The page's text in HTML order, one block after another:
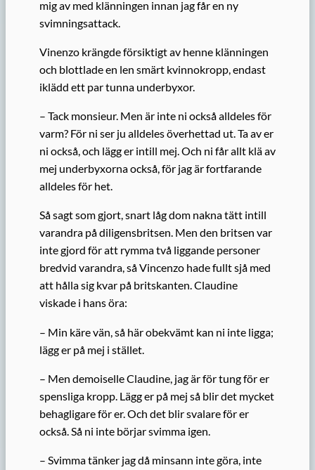
mig av med klänningen innan jag får en ny
svimningsattack.
Vinenzo krängde försiktigt av henne klänningen
och blottlade en len smärt kvinnokropp, endast
iklädd ett par tunna underbyxor.
– Tack monsieur. Men är inte ni också alldeles för
varm? För ni ser ju alldeles överhettad ut. Ta av er
ni också, och lägg er intill mej. Och ni får allt klä av
mej underbyxorna också, för jag är fortfarande
alldeles för het.
Så sagt som gjort, snart låg dom nakna tätt intill
varandra på diligensbritsen. Men den britsen var
inte gjord för att rymma två liggande personer
bredvid varandra, så Vincenzo hade fullt sjå med
att hålla sig kvar på britskanten. Claudine
viskade i hans öra:
– Min kärevän, så här obekvämt kan ni inte ligga;
lägg er på mej i stället.
– Men demoiselle Claudine, jag är för tung för er
spensliga kropp. Lägg er på mej så blir det mycket
behagligare för er. Och det blir svalare för er
också. Så ni inte börjar svimma igen.
– Svimma tänker jag då minsann inte göra, inte